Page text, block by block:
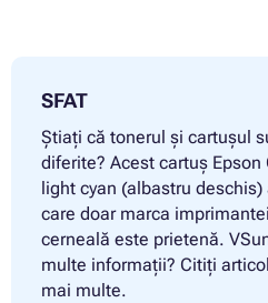
SFAT
Știați că tonerul și cartușul
diferite? Acest cartuș Epson
light cyan (albastru
care doar marca
cerneală este prietenă.
multe informații? Citiți
mai multe.